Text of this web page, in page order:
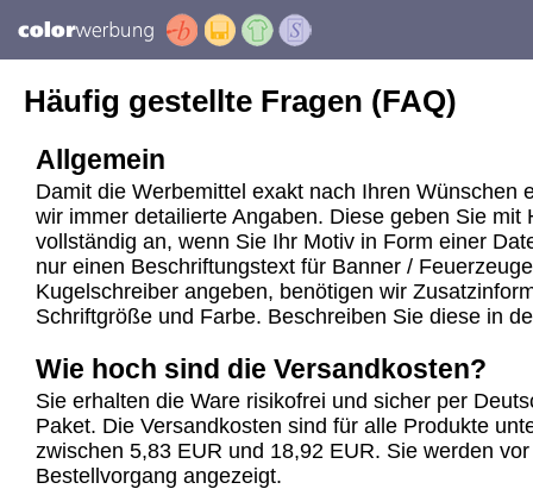
Häufig gestellte Fragen (FAQ)
Allgemein
Damit die Werbemittel exakt nach Ihren Wünschen
wir immer detailierte Angaben. Diese geben Sie mit
vollständig an, wenn Sie Ihr Motiv in Form einer
nur einen Beschriftungstext für Banner /
Kugelschreiber angeben, benötigen wir
Schriftgröße und Farbe. Beschreiben Sie diese in
Wie hoch sind die Versandkosten?
Sie erhalten die Ware risikofrei und sicher per
Paket. Die Versandkosten sind für alle Produkte
zwischen 5,83 EUR und 18,92 EUR. Sie werden
Bestellvorgang angezeigt.